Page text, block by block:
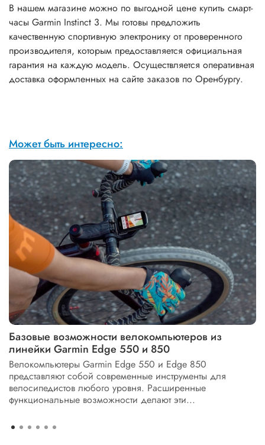
В нашем магазине можно по выгодной цене купить смарт-
часы Garmin Instinct 3. Мы готовы предложить
качественную спортивную электронику от проверенного
производителя, которым предоставляется официальная
гарантия на каждую модель. Осуществляется оперативная
доставка оформленных на сайте заказов по Оренбургу.
Может быть интересно:
Базовые возможности велокомпьютеров из
линейки Garmin Edge 550 и 850
Велокомпьютеры Garmin Edge 550 и Edge 850
представляют собой современные инструменты для
велосипедистов любого уровня. Расширенные
функциональные возможности делают эти...